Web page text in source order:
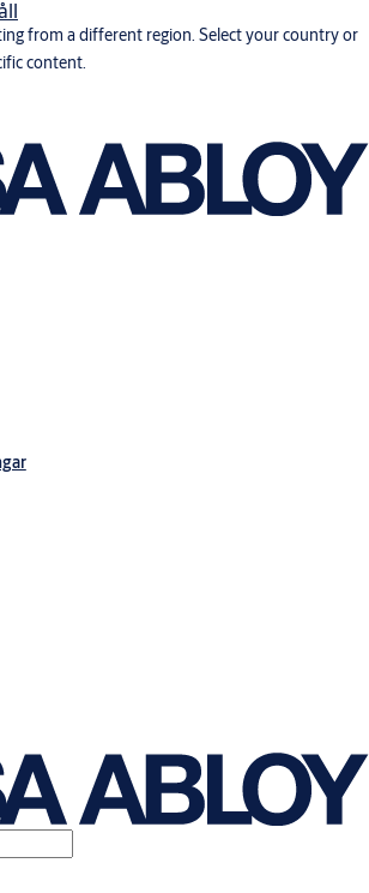
from a different region. Select your country or
content.